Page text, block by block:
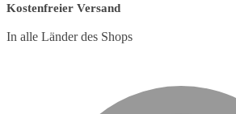
Kostenfreier Versand
In alle Länder des Shops